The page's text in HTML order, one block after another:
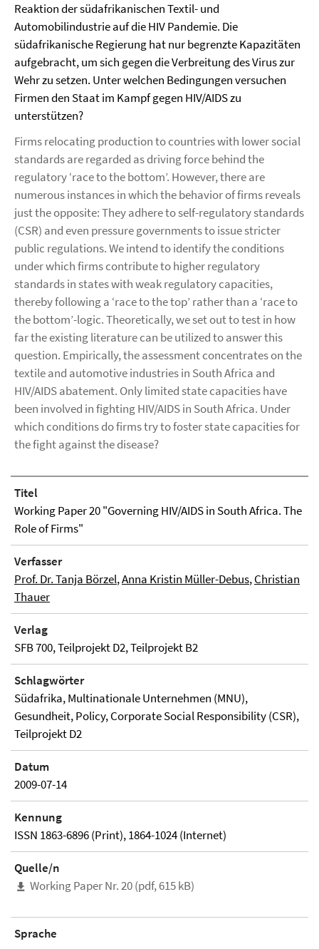
Reaktion der südafrikanischen Textil- und
Automobilindustrie auf die HIV Pandemie. Die
südafrikanische Regierung hat nur begrenzte Kapazitäten
aufgebracht, um sich gegen die Verbreitung des Virus zur
Wehr zu setzen. Unter welchen Bedingungen versuchen
Firmen den Staat im Kampf gegen HIV/AIDS zu
unterstützen?
Firms relocating production to countries with lower social
standards are regarded as driving force behind the
regulatory ‘race to the bottom’. However, there are
numerous instances in which the behavior of firms reveals
just the opposite: They adhere to self-regulatory standards
(CSR) and even pressure governments to issue stricter
public regulations. We intend to identify the conditions
under which firms contribute to higher regulatory
standards in states with weak regulatory capacities,
thereby following a ‘race to the top’ rather than a ‘race to
the bottom’-logic. Theoretically, we set out to test in how
far the existing literature can be utilized to answer this
question. Empirically, the assessment concentrates on the
textile and automotive industries in South Africa and
HIV/AIDS abatement. Only limited state capacities have
been involved in fighting HIV/AIDS in South Africa. Under
which conditions do firms try to foster state capacities for
the fight against the disease?
Titel
Working Paper 20 "Governing HIV/AIDS in South Africa. The
Role of Firms"
Verfasser
Prof. Dr. Tanja Börzel,Anna Kristin Müller-Debus,Christian
Thauer
Verlag
SFB 700, Teilprojekt D2, Teilprojekt B2
Schlagwörter
Südafrika, Multinationale Unternehmen (MNU),
Gesundheit, Policy, Corporate Social Responsibility (CSR),
Teilprojekt D2
Datum
2009-07-14
Kennung
ISSN 1863-6896 (Print), 1864-1024 (Internet)
Quelle/n
Working Paper Nr. 20 (pdf, 615 kB)
Sprache